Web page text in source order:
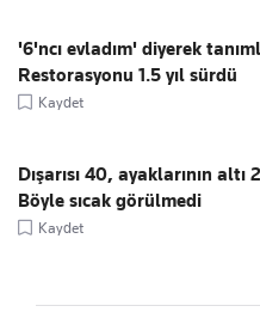
'6'ncı evladım' diyerek
Restorasyonu 1.5 yıl sürdü
Kaydet
Dışarısı 40, ayaklarının altı
Böyle sıcak görülmedi
Kaydet